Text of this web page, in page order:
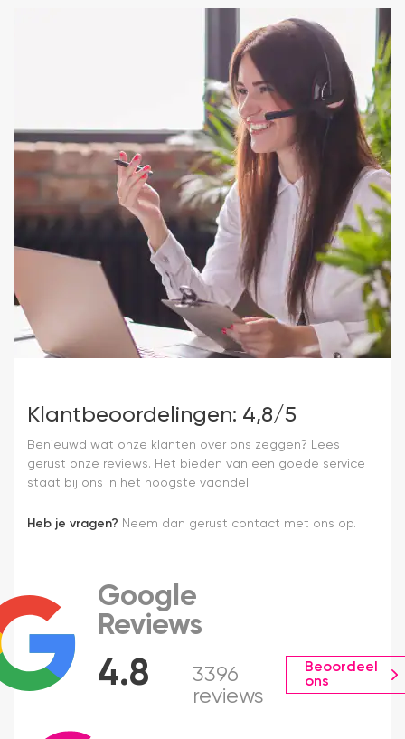
Klantbeoordelingen: 4,8/5
Benieuwd wat onze klanten over ons zeggen? Lees
gerust onze reviews. Het bieden van een goede service
staat bij ons in het hoogste vaandel.
Heb je vragen? Neem dan gerust contact met ons op.
4.8
Google
Reviews
3396
reviews
Beoordeel
ons